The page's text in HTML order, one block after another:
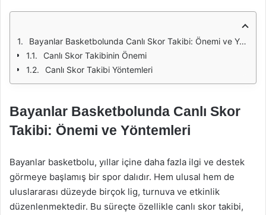
Bayanlar Basketbolunda Canlı Skor Takibi: Önemi ve Yöntemleri
Canlı Skor Takibinin Önemi
Canlı Skor Takibi Yöntemleri
Bayanlar Basketbolunda Canlı Skor
Takibi: Önemi ve Yöntemleri
Bayanlar basketbolu, yıllar içine daha fazla ilgi ve destek
görmeye başlamış bir spor dalıdır. Hem ulusal hem de
uluslararası düzeyde birçok lig, turnuva ve etkinlik
düzenlenmektedir. Bu süreçte özellikle canlı skor takibi,